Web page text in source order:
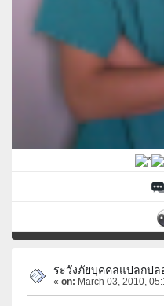
ระวังภัยบุคคลแปลกป
« on: March 03, 2010,